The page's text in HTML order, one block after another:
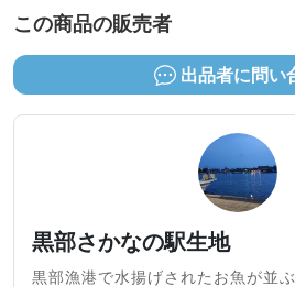
この商品の販売者
出品者に問い
黒部さかなの駅生地
黒部漁港で水揚げされたお魚が並